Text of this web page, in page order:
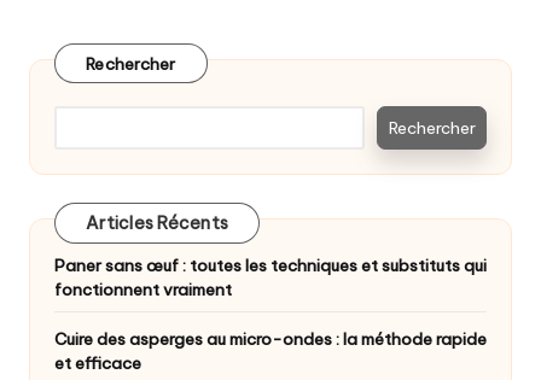
publications
Rechercher
Rechercher
Articles Récents
Paner sans œuf : toutes les techniques et substituts qui
fonctionnent vraiment
Cuire des asperges au micro-ondes : la méthode rapide
et efficace